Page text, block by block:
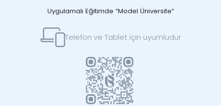
Uygulamalı Eğitimde “Model Üniversite”
Telefon ve Tablet için uyumludur